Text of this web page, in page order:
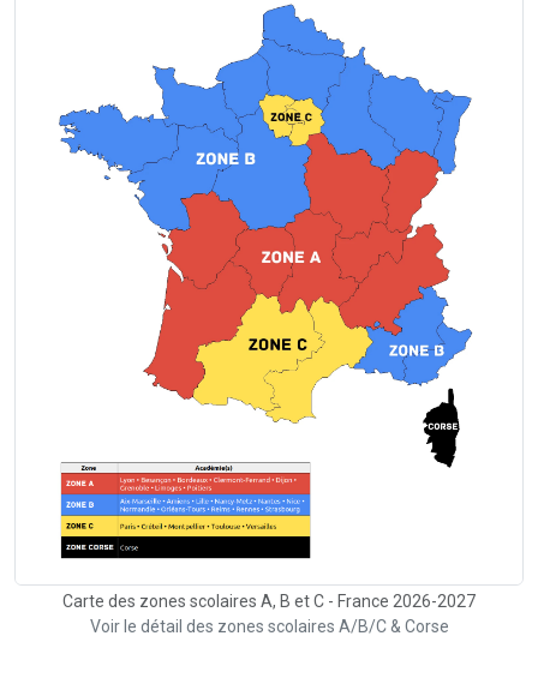
Carte des zones scolaires A, B et C - France 2026-2027
Voir le détail des zones scolaires A/B/C & Corse